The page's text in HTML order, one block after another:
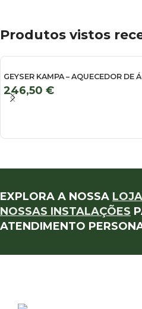
Produtos vistos
GEYSER KAMPA – AQUECEDOR DE
246,50 €
EXPLORA A NOSSA LOJA
NOSSAS INSTALAÇÕES
ATENDIMENTO